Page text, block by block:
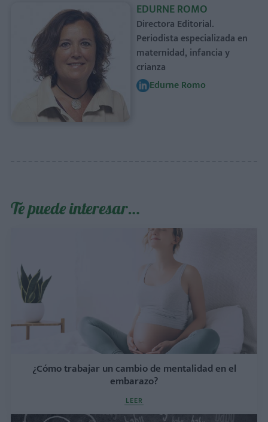
EDURNE ROMO
Directora Editorial.
Periodista especializada en
maternidad, infancia y
crianza
Edurne Romo
Te puede interesar…
¿Cómo trabajar un cambio de mentalidad en el
embarazo?
LEER